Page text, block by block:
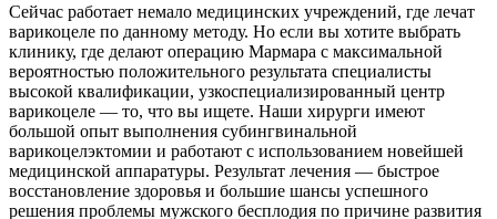
Сейчас работает немало медицинских учреждений, где лечат
варикоцеле по данному методу. Но если вы хотите выбрать
клинику, где делают операцию Мармара с максимальной
вероятностью положительного результата специалисты
высокой квалификации, узкоспециализированный центр
варикоцеле — то, что вы ищете. Наши хирурги имеют
большой опыт выполнения субингвинальной
варикоцелэктомии и работают с использованием новейшей
медицинской аппаратуры. Результат лечения — быстрое
восстановление здоровья и большие шансы успешного
решения проблемы мужского бесплодия по причине развития